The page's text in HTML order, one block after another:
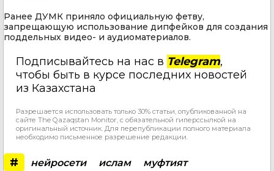
Ранее ДУМК приняло официальную фетву,
запрещающую использование дипфейков для создания
поддельных видео- и аудиоматериалов.
Подписывайтесь на нас в Telegram,
чтобы быть в курсе последних новостей
из Казахстана
Разрешается использовать только 30% статьи, опубликованной на
сайте The Qazaqstan Monitor, с обязательной гиперссылкой на
оригинальный источник. Для перепубликации полного материала
необходимо письменное разрешение редакции.
# нейросети ислам муфтият